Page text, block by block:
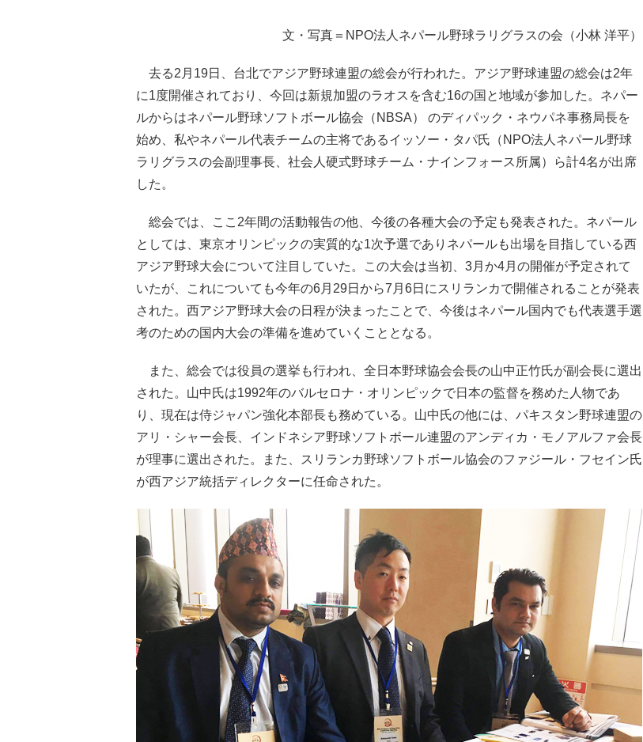
文・写真＝NPO法人ネパール野球ラリグラスの会（小林 洋平）
去る2月19日、台北でアジア野球連盟の総会が行われた。アジア野球連盟の総会は2年
に1度開催されており、今回は新規加盟のラオスを含む16の国と地域が参加した。ネパー
ルからはネパール野球ソフトボール協会（NBSA） のディパック・ネウパネ事務局長を
始め、私やネパール代表チームの主将であるイッソー・タパ氏（NPO法人ネパール野球
ラリグラスの会副理事長、社会人硬式野球チーム・ナインフォース所属）ら計4名が出席
した。
総会では、ここ2年間の活動報告の他、今後の各種大会の予定も発表された。ネパール
としては、東京オリンピックの実質的な1次予選でありネパールも出場を目指している西
アジア野球大会について注目していた。この大会は当初、3月か4月の開催が予定されて
いたが、これについても今年の6月29日から7月6日にスリランカで開催されることが発表
された。西アジア野球大会の日程が決まったことで、今後はネパール国内でも代表選手選
考のための国内大会の準備を進めていくこととなる。
また、総会では役員の選挙も行われ、全日本野球協会会長の山中正竹氏が副会長に選出
された。山中氏は1992年のバルセロナ・オリンピックで日本の監督を務めた人物であ
り、現在は侍ジャパン強化本部長も務めている。山中氏の他には、パキスタン野球連盟の
アリ・シャー会長、インドネシア野球ソフトボール連盟のアンディカ・モノアルファ会長
が理事に選出された。また、スリランカ野球ソフトボール協会のファジール・フセイン氏
が西アジア統括ディレクターに任命された。